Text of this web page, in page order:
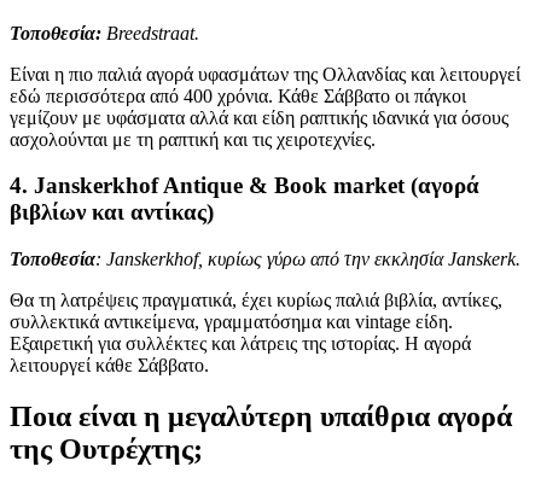
Τοποθεσία: Breedstraat.
Είναι η πιο παλιά αγορά υφασμάτων της Ολλανδίας και λειτουργεί
εδώ περισσότερα από 400 χρόνια. Κάθε Σάββατο οι πάγκοι
γεμίζουν με υφάσματα αλλά και είδη ραπτικής ιδανικά για όσους
ασχολούνται με τη ραπτική και τις χειροτεχνίες.
4. Janskerkhof Antique & Book market (αγορά
βιβλίων και αντίκας)
Τοποθεσία: Janskerkhof, κυρίως γύρω από την εκκλησία Janskerk.
Θα τη λατρέψεις πραγματικά, έχει κυρίως παλιά βιβλία, αντίκες,
συλλεκτικά αντικείμενα, γραμματόσημα και vintage είδη.
Εξαιρετική για συλλέκτες και λάτρεις της ιστορίας. Η αγορά
λειτουργεί κάθε Σάββατο.
Ποια είναι η μεγαλύτερη υπαίθρια αγορά
της Ουτρέχτης;